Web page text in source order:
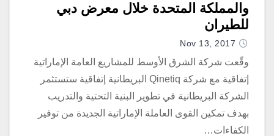
والمملكة المتحدة خلال معرض دبي
للطيران
Nov 13, 2017
وقّعت شركة الشرق الأوسط للمشاريع العامة الإماراتية
إتفاقية مع شركة Qinetiq البريطانية إتفاقية ستستثمر
الشركة البريطانية في تطوير البنية التحتية والتدريب
بهدف تمكين القوى العاملة الإماراتية الجديدة من توفير
الكفاءات…